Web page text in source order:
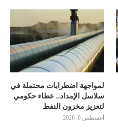
لمواجهة اضطرابات محتملة في
سلاسل الإمداد.. عطاء حكومي
لتعزيز مخزون النفط
أغسطس 6, 2026